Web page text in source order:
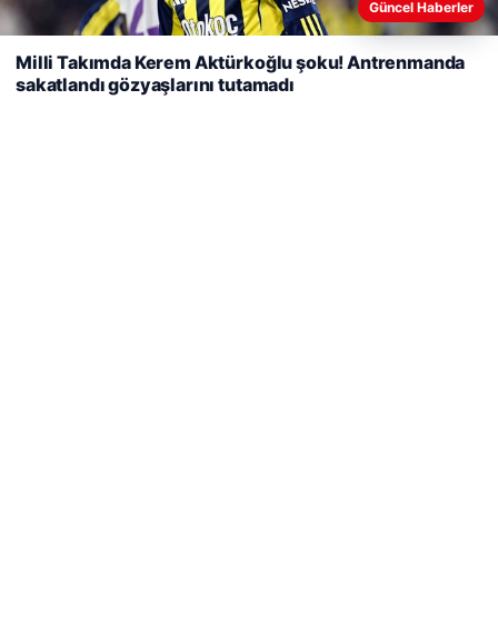
08/05/2026
Personeline Ödül
Web sitemizi nasıl kullandığınızı daha iyi anlayabilmek,
deneyiminizi kişiselleştirmek ve geliştirmek amacıyla çerezler
kullanıyoruz.
Çerez Politikamız
Reddet Kabul Et
Güncel Haberler
Milli Takımda Kerem Aktürkoğlu şoku! Antrenmanda
sakatlandı gözyaşlarını tutamadı